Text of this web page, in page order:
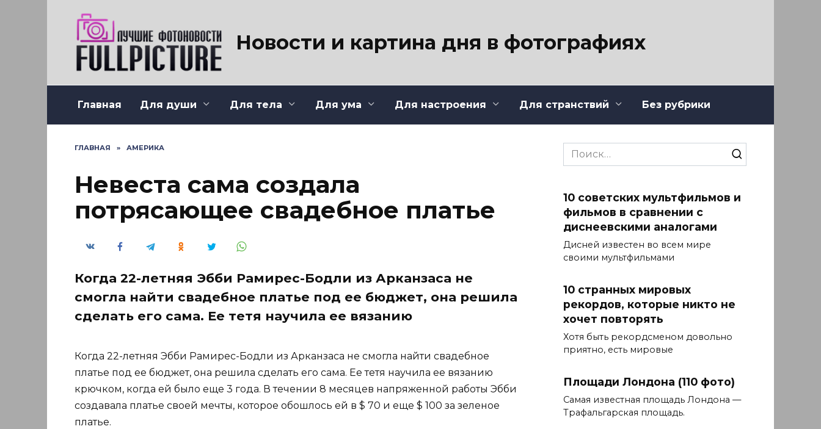
Новости и картина дня в фотографиях
Главная Для души Для тела Для ума Для настроения Для странствий Без рубрики
ГЛАВНАЯ » АМЕРИКА
Невеста сама создала
потрясающее свадебное платье
Когда 22-летняя Эбби Рамирес-Бодли из Арканзаса не
смогла найти свадебное платье под ее бюджет, она решила
сделать его сама. Ее тетя научила ее вязанию
Когда 22-летняя Эбби Рамирес-Бодли из Арканзаса не смогла найти свадебное
платье под ее бюджет, она решила сделать его сама. Ее тетя научила ее вязанию
крючком, когда ей было еще 3 года. В течении 8 месяцев напряженной работы Эбби
создавала платье своей мечты, которое обошлось ей в $ 70 и еще $ 100 за зеленое
платье.
Search
for:
10 советских мультфильмов и
фильмов в сравнении с
диснеевскими аналогами
Дисней известен во всем мире
своими мультфильмами
10 странных мировых
рекордов, которые никто не
хочет повторять
Хотя быть рекордсменом довольно
приятно, есть мировые
Площади Лондона (110 фото)
Самая известная площадь Лондона —
Трафальгарская площадь.